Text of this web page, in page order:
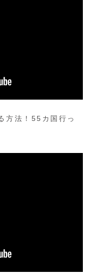
方法！55カ国行っ